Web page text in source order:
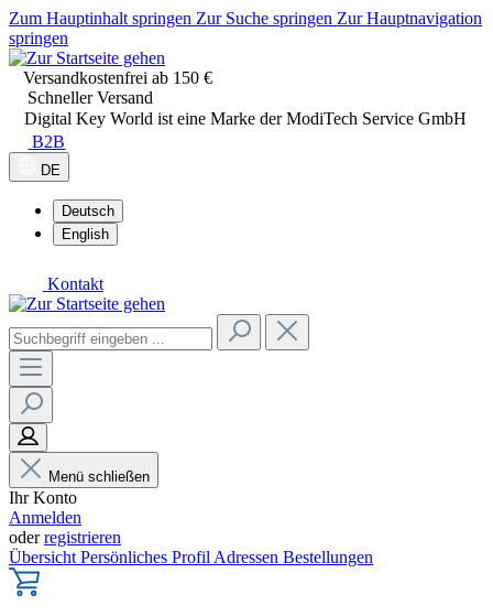
Zum Hauptinhalt springen Zur Suche springen Zur Hauptnavigation
springen
Versandkostenfrei ab 150 €
Schneller Versand
Digital Key World ist eine Marke der ModiTech Service GmbH
B2B
DE
Deutsch
English
Kontakt
Menü schließen
Ihr Konto
Anmelden
oderregistrieren
Übersicht Persönliches Profil Adressen Bestellungen